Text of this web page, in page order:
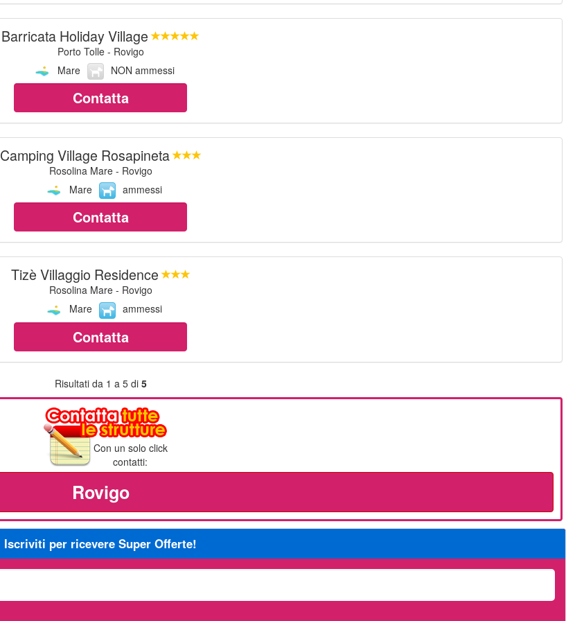
Barricata Holiday Village
Porto Tolle - Rovigo
Mare
NON ammessi
Contatta
Camping Village Rosapineta
Rosolina Mare - Rovigo
Mare
ammessi
Contatta
Tizè Villaggio Residence
Rosolina Mare - Rovigo
Mare
ammessi
Contatta
Risultati da 1 a 5 di 5
Con un solo click
contatti:
Rovigo
Iscriviti per ricevere Super Offerte!